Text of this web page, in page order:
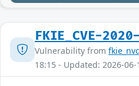
FKIE_CVE-
Vulnerability from
18:15 - Updated: 2026-06-